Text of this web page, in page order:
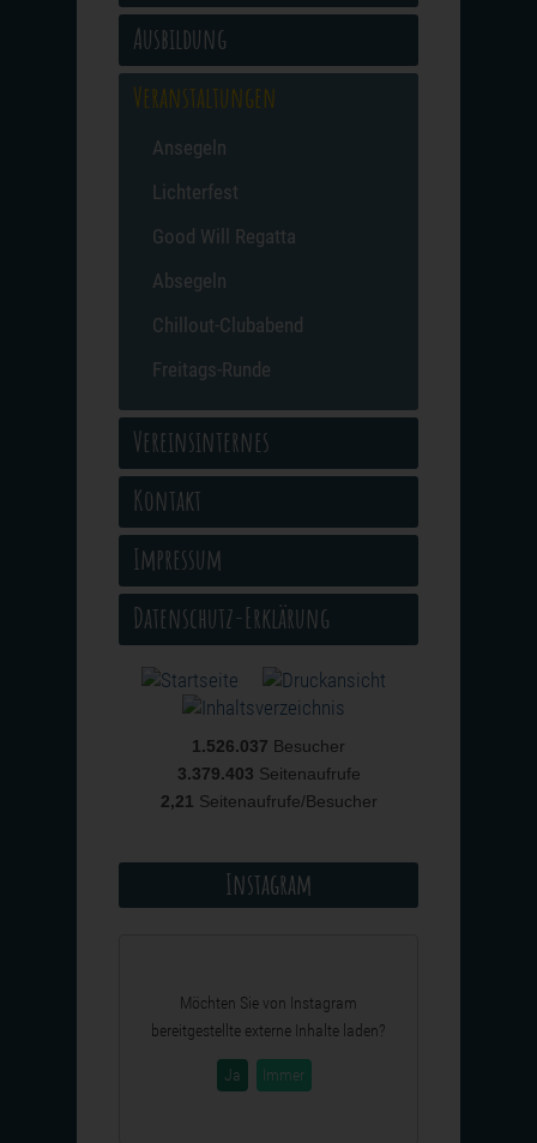
Ausbildung
Veranstaltungen
Ansegeln
Lichterfest
Good Will Regatta
Absegeln
Chillout-Clubabend
Freitags-Runde
Vereinsinternes
Kontakt
Impressum
Datenschutz-Erklärung
1.526.037 Besucher
3.379.403 Seitenaufrufe
2,21 Seitenaufrufe/Besucher
Instagram
Möchten Sie von Instagram
bereitgestellte externe Inhalte laden?
Ja Immer